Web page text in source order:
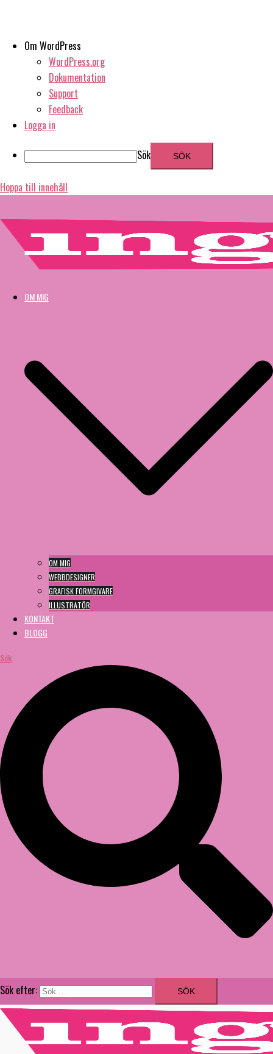
Om WordPress
WordPress.org
Dokumentation
Support
Feedback
Logga in
Sök
Hoppa till innehåll
OM MIG
OM MIG
WEBBDESIGNER
GRAFISK FORMGIVARE
ILLUSTRATÖR
KONTAKT
BLOGG
Sök
Sök efter: